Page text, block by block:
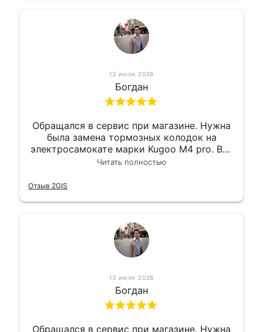
13 июля 2026
Богдан
Обращался в сервис при магазине. Нужна
была замена тормозных колодок на
электросамокате марки Kugoo M4 pro. Всё
сделали в лучшем виде и в максимально
гарантии, поэтому и обратился в этот
Читать полностью
Отзыв 2GIS
13 июля 2026
Богдан
Обращался в сервис при магазине. Нужна